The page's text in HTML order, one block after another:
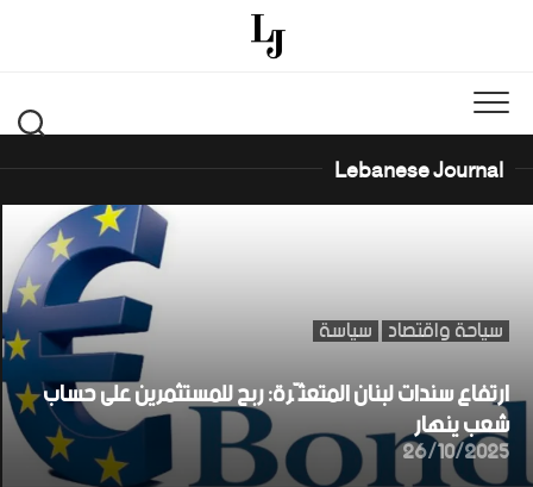
Lebanese Journal
سياحة واقتصاد سياسة
ارتفاع سندات لبنان المتعثّرة: ربح للمستثمرين على حساب
شعب ينهار
26/10/2025